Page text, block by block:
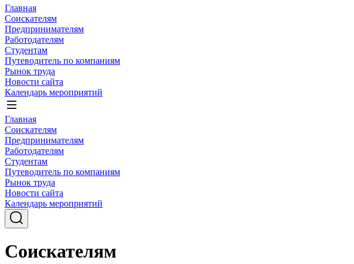
Главная
Соискателям
Предпринимателям
Работодателям
Студентам
Путеводитель по компаниям
Рынок труда
Новости сайта
Календарь мероприятий
Главная
Соискателям
Предпринимателям
Работодателям
Студентам
Путеводитель по компаниям
Рынок труда
Новости сайта
Календарь мероприятий
Соискателям